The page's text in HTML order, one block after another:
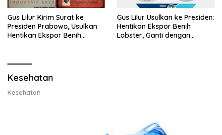
Gus Lilur Kirim Surat ke
Presiden Prabowo, Usulkan
Hentikan Ekspor Benih
Gus Lilur Usulkan ke Presiden:
Hentikan Ekspor Benih
Lobster, Ganti dengan
Kesehatan
Kesehatan